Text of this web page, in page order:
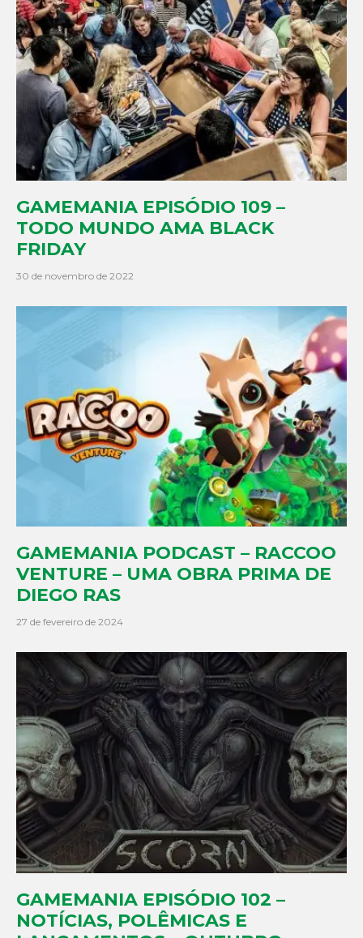
GAMEMANIA EPISÓDIO 109 –
TODO MUNDO AMA BLACK
FRIDAY
30 de novembro de 2022
GAMEMANIA PODCAST – RACCOO
VENTURE – UMA OBRA PRIMA DE
DIEGO RAS
27 de fevereiro de 2024
GAMEMANIA EPISÓDIO 102 –
NOTÍCIAS, POLÊMICAS E